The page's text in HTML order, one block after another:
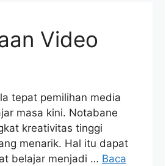
Video
tepat pemilihan media
masa kini. Notabane
kreativitas tinggi
menarik. Hal itu dapat
belajar menjadi … Baca